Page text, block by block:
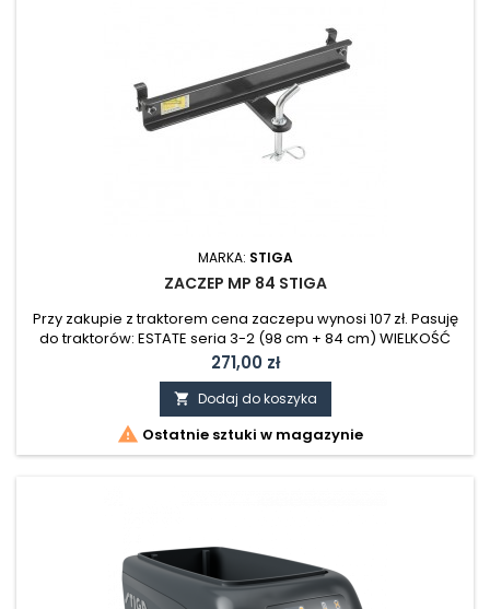
MARKA: STIGA
ZACZEP MP 84 STIGA
Przy zakupie z traktorem cena zaczepu wynosi 107 zł. Pasuję
do traktorów: ESTATE seria 3-2 (98 cm + 84 cm) WIELKOŚĆ
OPAKOWANIA: 389 X 125 X 65 MM WAGA: 1,30 KG
Cena
271,00 zł
 Dodaj do koszyka
 Ostatnie sztuki w magazynie